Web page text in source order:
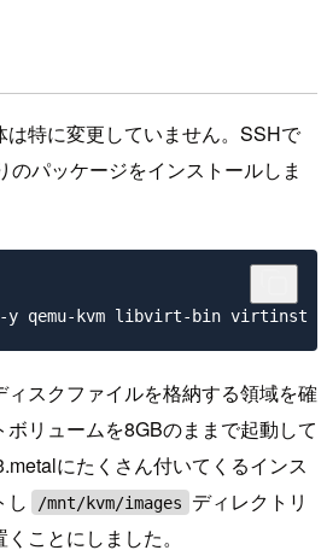
は特に変更していません。SSHで
のパッケージをインストールしま
スクファイルを格納する領域を確
リュームを8GBのままで起動して
にたくさん付いてくるインス
し
/mnt/kvm/images
ディレクトリ
ことにしました。